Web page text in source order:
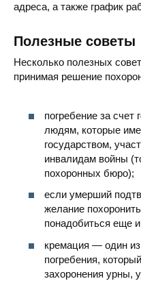
адреса, а также график
Полезные советы
Несколько полезных
принимая решение
погребение за
людям, которые
государством,
инвалидам войны
похоронных бюро);
если умерший
желание
понадобиться еще
кремация — один
погребения,
захоронения урны,